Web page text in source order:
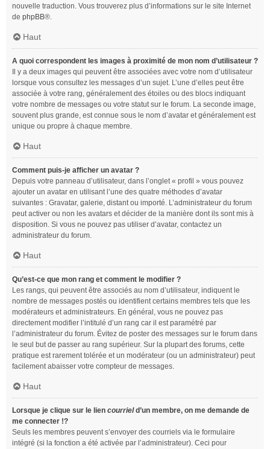
nouvelle traduction. Vous trouverez plus d’informations sur le site Internet
de phpBB®.
Haut
A quoi correspondent les images à proximité de mon nom d’utilisateur ?
Il y a deux images qui peuvent être associées avec votre nom d’utilisateur
lorsque vous consultez les messages d’un sujet. L’une d’elles peut être
associée à votre rang, généralement des étoiles ou des blocs indiquant
votre nombre de messages ou votre statut sur le forum. La seconde image,
souvent plus grande, est connue sous le nom d’avatar et généralement est
unique ou propre à chaque membre.
Haut
Comment puis-je afficher un avatar ?
Depuis votre panneau d’utilisateur, dans l’onglet « profil » vous pouvez
ajouter un avatar en utilisant l’une des quatre méthodes d’avatar
suivantes : Gravatar, galerie, distant ou importé. L’administrateur du forum
peut activer ou non les avatars et décider de la manière dont ils sont mis à
disposition. Si vous ne pouvez pas utiliser d’avatar, contactez un
administrateur du forum.
Haut
Qu’est-ce que mon rang et comment le modifier ?
Les rangs, qui peuvent être associés au nom d’utilisateur, indiquent le
nombre de messages postés ou identifient certains membres tels que les
modérateurs et administrateurs. En général, vous ne pouvez pas
directement modifier l’intitulé d’un rang car il est paramétré par
l’administrateur du forum. Évitez de poster des messages sur le forum dans
le seul but de passer au rang supérieur. Sur la plupart des forums, cette
pratique est rarement tolérée et un modérateur (ou un administrateur) peut
facilement abaisser votre compteur de messages.
Haut
Lorsque je clique sur le lien courrield’un membre, on me demande de
me connecter !?
Seuls les membres peuvent s’envoyer des courriels via le formulaire
intégré (si la fonction a été activée par l’administrateur). Ceci pour